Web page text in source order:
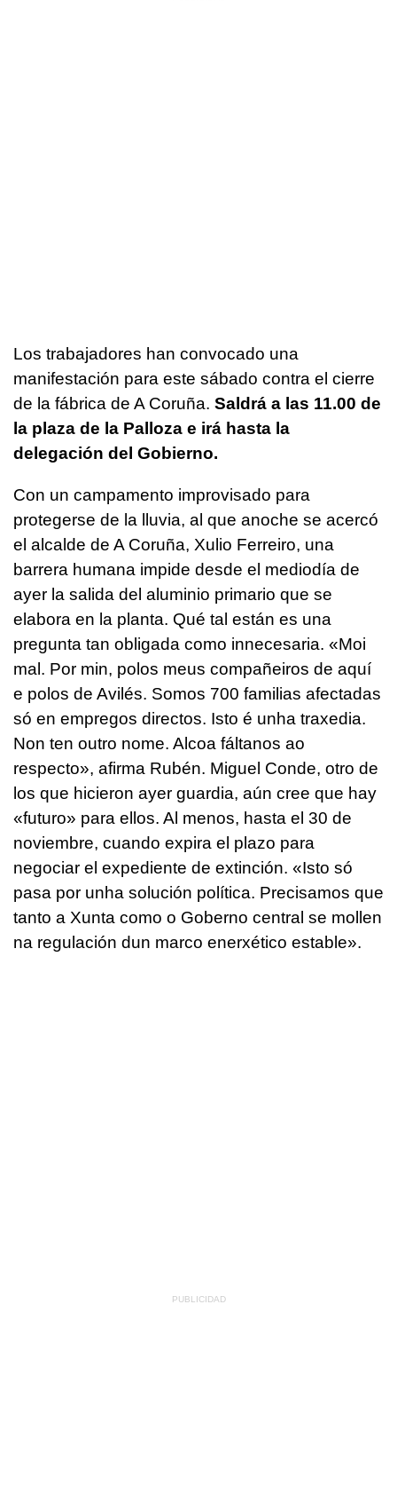
Los trabajadores han convocado una
manifestación para este sábado contra el cierre
de la fábrica de A Coruña. Saldrá a las 11.00 de
la plaza de la Palloza e irá hasta la
delegación del Gobierno.
Con un campamento improvisado para
protegerse de la lluvia, al que anoche se acercó
el alcalde de A Coruña, Xulio Ferreiro, una
barrera humana impide desde el mediodía de
ayer la salida del aluminio primario que se
elabora en la planta. Qué tal están es una
pregunta tan obligada como innecesaria. «Moi
mal. Por min, polos meus compañeiros de aquí
e polos de Avilés. Somos 700 familias afectadas
só en empregos directos. Isto é unha traxedia.
Non ten outro nome. Alcoa fáltanos ao
respecto», afirma Rubén. Miguel Conde, otro de
los que hicieron ayer guardia, aún cree que hay
«futuro» para ellos. Al menos, hasta el 30 de
noviembre, cuando expira el plazo para
negociar el expediente de extinción. «Isto só
pasa por unha solución política. Precisamos que
tanto a Xunta como o Goberno central se mollen
na regulación dun marco enerxético estable».